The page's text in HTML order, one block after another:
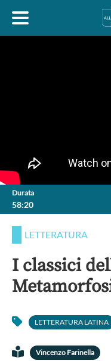
LETTERATURA
POLITICA
Durata
58:20
LETTERATURA
I classici
LETTERATURA LATINA
Vincenzo Farinella